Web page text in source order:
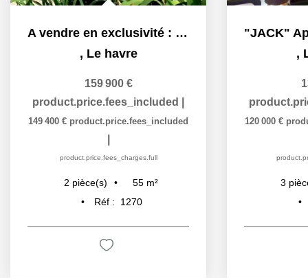
A vendre en exclusivité : "MAESTRO" Appartement à vendre en...
, Le havre
159 900 €
product.price.fees_included
149 400 € product.price.fees_included
product.price.fees_charges.full
2 pièce(s) 55 m²
Réf :
1270
,
120 000 €
3